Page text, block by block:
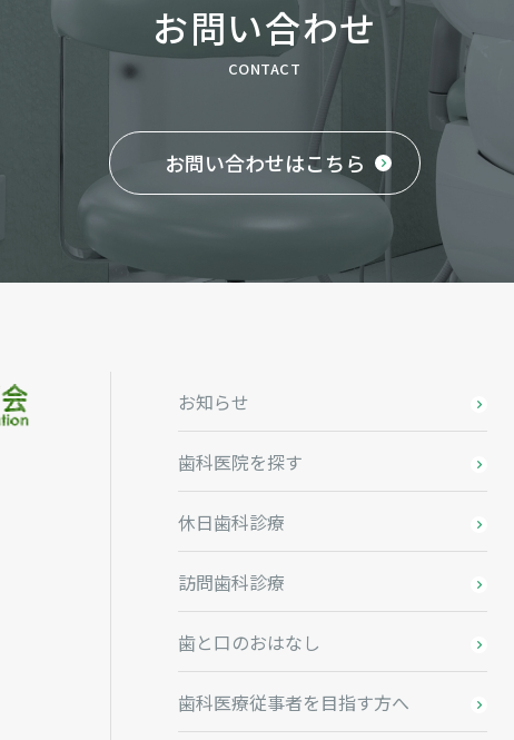
お問い合わせ
CONTACT
お問い合わせはこちら
お知らせ
歯科医院を探す
休日歯科診療
訪問歯科診療
歯と口のおはなし
歯科医療従事者を目指す方へ